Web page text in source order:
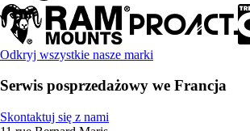
Odkryj wszystkie nasze marki
Serwis posprzedażowy we Francja
Skontaktuj się z nami